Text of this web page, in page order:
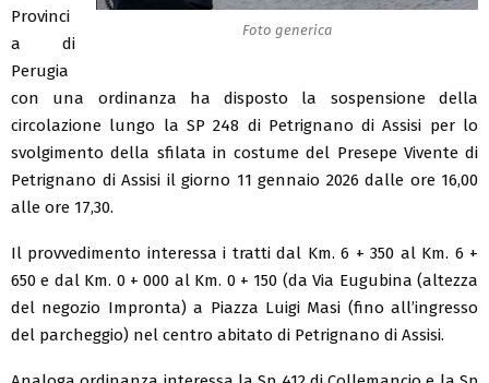
Foto generica
Provinci
a di
Perugia
con una ordinanza ha disposto la sospensione della
circolazione lungo la SP 248 di Petrignano di Assisi per lo
svolgimento della sfilata in costume del Presepe Vivente di
Petrignano di Assisi il giorno 11 gennaio 2026 dalle ore 16,00
alle ore 17,30.
Il provvedimento interessa i tratti dal Km. 6 + 350 al Km. 6 +
650 e dal Km. 0 + 000 al Km. 0 + 150 (da Via Eugubina (altezza
del negozio Impronta) a Piazza Luigi Masi (fino all’ingresso
del parcheggio) nel centro abitato di Petrignano di Assisi.